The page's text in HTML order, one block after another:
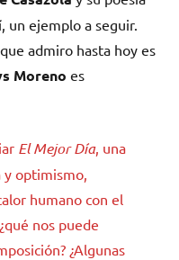
un ejemplo a seguir.
admiro hasta hoy es
Moreno es
El Mejor Día, una
optimismo,
humano con el
nos puede
¿Algunas